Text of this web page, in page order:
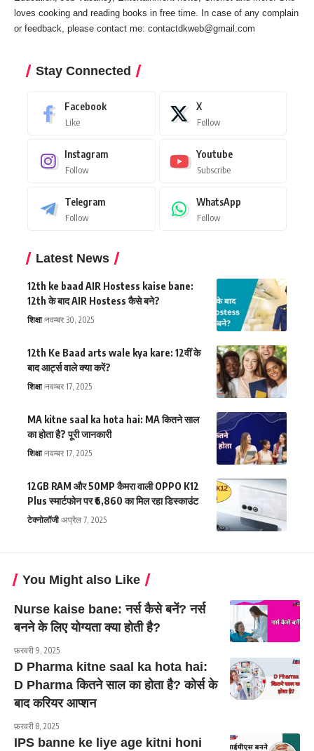
loves cooking and reading books in free time. In case of any complain
or feedback, please contact me: contactdkweb@gmail.com
Stay Connected
Facebook
Like
X
Follow
Instagram
Follow
Youtube
Subscribe
Telegram
Follow
WhatsApp
Follow
Latest News
12th ke baad AIR Hostess kaise bane:
12th के बाद AIR Hostess कैसे बने?
शिक्षा नवम्बर 30, 2025
12th Ke Baad arts wale kya kare: 12वीं के
बाद आर्ट्स वाले क्या करें?
शिक्षा नवम्बर 17, 2025
MA kitne saal ka hota hai: MA कितने साल
का होता है? पूरी जानकारी
शिक्षा नवम्बर 17, 2025
12GB RAM और 50MP कैमरा वाली OPPO K12
Plus स्मार्टफोन पर ₹6,860 का मिल रहा डिस्काउंट
टेक्नोलॉजी अप्रैल 7, 2025
You Might also Like
Nurse kaise bane: नर्स कैसे बनें? नर्स
बनने के लिए योग्यता क्या होती है?
फ़रवरी 9, 2025
D Pharma kitne saal ka hota hai:
D Pharma कितने साल का होता है? कोर्स के
बाद करियर आप्शन
फ़रवरी 8, 2025
IPS banne ke liye age kitni honi